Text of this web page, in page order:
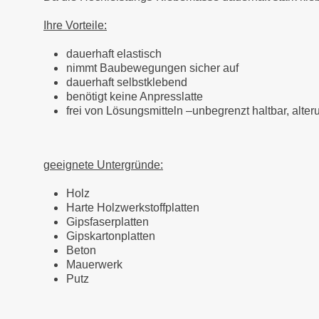
Ihre Vorteile:
dauerhaft elastisch
nimmt Baubewegungen sicher auf
dauerhaft selbstklebend
benötigt keine Anpresslatte
frei von Lösungsmitteln –unbegrenzt haltbar,
geeignete Untergründe:
Holz
Harte Holzwerkstoffplatten
Gipsfaserplatten
Gipskartonplatten
Beton
Mauerwerk
Putz